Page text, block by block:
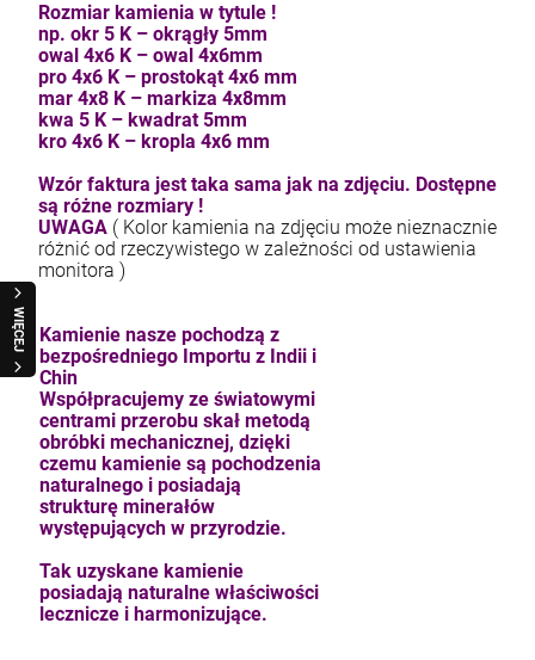
WIĘCEJ
Rozmiar kamienia w tytule !
np. okr 5 K – okrągły 5mm
owal 4x6 K – owal 4x6mm
pro 4x6 K – prostokąt 4x6 mm
mar 4x8 K – markiza 4x8mm
kwa 5 K – kwadrat 5mm
kro 4x6 K – kropla 4x6 mm
Wzór faktura jest taka sama jak na zdjęciu. Dostępne
są różne rozmiary !
UWAGA ( Kolor kamienia na zdjęciu może nieznacznie
różnić od rzeczywistego w zależności od ustawienia
monitora )
Kamienie nasze pochodzą z
bezpośredniego Importu z Indii i
Chin
Współpracujemy ze światowymi
centrami przerobu skał metodą
obróbki mechanicznej, dzięki
czemu kamienie są pochodzenia
naturalnego i posiadają
strukturę minerałów
występujących w przyrodzie.
Tak uzyskane kamienie
posiadają naturalne właściwości
lecznicze i harmonizujące.